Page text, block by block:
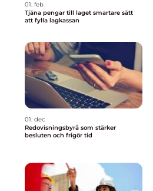
01. feb
Tjäna pengar till laget smartare sätt
att fylla lagkassan
01. dec
Redovisningsbyrå som stärker
besluten och frigör tid